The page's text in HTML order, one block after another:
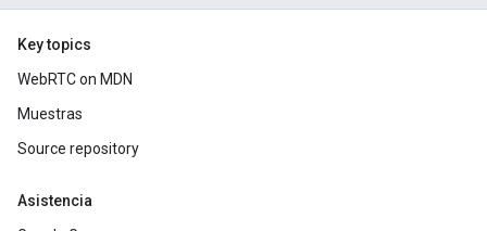
Key topics
WebRTC on MDN
Muestras
Source repository
Asistencia